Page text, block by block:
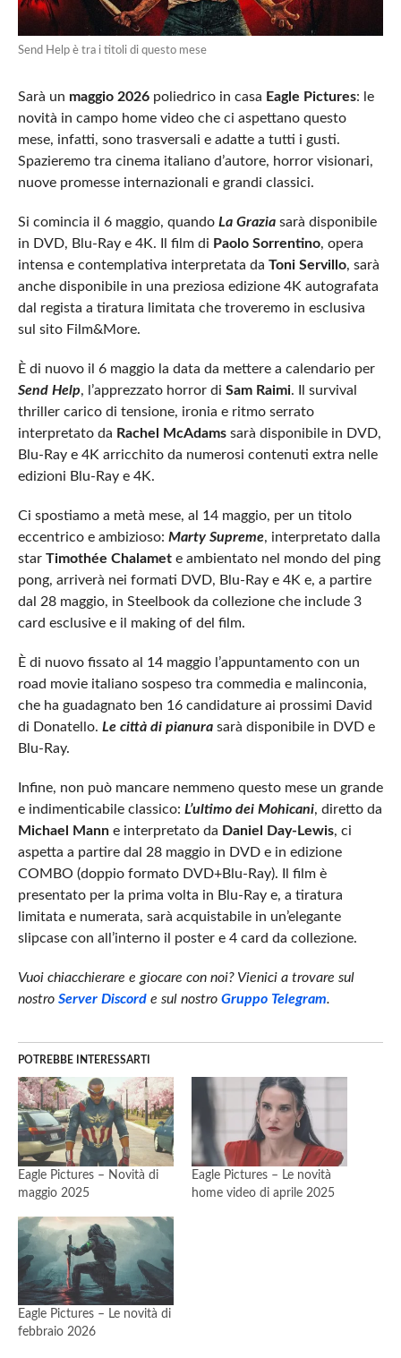
Send Help è tra i titoli di questo mese
Sarà un maggio 2026poliedrico in casa Eagle Pictures: le
novità in campo home video che ci aspettano questo
mese, infatti, sono trasversali e adatte a tutti i gusti.
Spazieremo tra cinema italiano d’autore, horror visionari,
nuove promesse internazionali e grandi classici.
Si comincia il 6 maggio, quando La Graziasarà disponibile
in DVD, Blu-Ray e 4K. Il film di Paolo Sorrentino, opera
intensa e contemplativa interpretata da Toni Servillo, sarà
anche disponibile in una preziosa edizione 4K autografata
dal regista a tiratura limitata che troveremo in esclusiva
sul sito Film&More.
È di nuovo il 6 maggio la data da mettere a calendario per
Send Help, l’apprezzato horror di Sam Raimi. Il survival
thriller carico di tensione, ironia e ritmo serrato
interpretato da Rachel McAdamssarà disponibile in DVD,
Blu-Ray e 4K arricchito da numerosi contenuti extra nelle
edizioni Blu-Ray e 4K.
Ci spostiamo a metà mese, al 14 maggio, per un titolo
eccentrico e ambizioso: Marty Supreme, interpretato dalla
star Timothée Chalamete ambientato nel mondo del ping
pong, arriverà nei formati DVD, Blu-Ray e 4K e, a partire
dal 28 maggio, in Steelbook da collezione che include 3
card esclusive e il making of del film.
È di nuovo fissato al 14 maggio l’appuntamento con un
road movie italiano sospeso tra commedia e malinconia,
che ha guadagnato ben 16 candidature ai prossimi David
di Donatello. Le città di pianurasarà disponibile in DVD e
Blu-Ray.
Infine, non può mancare nemmeno questo mese un grande
e indimenticabile classico: L’ultimo dei Mohicani, diretto da
Michael Manne interpretato da Daniel Day-Lewis, ci
aspetta a partire dal 28 maggio in DVD e in edizione
COMBO (doppio formato DVD+Blu-Ray). Il film è
presentato per la prima volta in Blu-Ray e, a tiratura
limitata e numerata, sarà acquistabile in un’elegante
slipcase con all’interno il poster e 4 card da collezione.
Vuoi chiacchierare e giocare con noi? Vienici a trovare sul
nostro Server Discorde sul nostro Gruppo Telegram.
POTREBBE INTERESSARTI
Eagle Pictures – Novità di
maggio 2025
Eagle Pictures – Le novità
home video di aprile 2025
Eagle Pictures – Le novità di
febbraio 2026